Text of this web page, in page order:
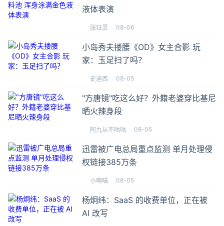
液体表演
张钰灵 08-06
小岛秀夫搂腰《OD》女主合影 玩
家：玉足扫了吗？
史迪西 08-05
"方唐镜"吃这么好？外籍老婆穿比基尼
晒火辣身段
阿九从不咕咕 08-05
迅雷被广电总局重点监测 单月处理侵
权链接385万条
小啊喵 08-05
杨炯纬：SaaS 的收费单位，正在被
AI 改写